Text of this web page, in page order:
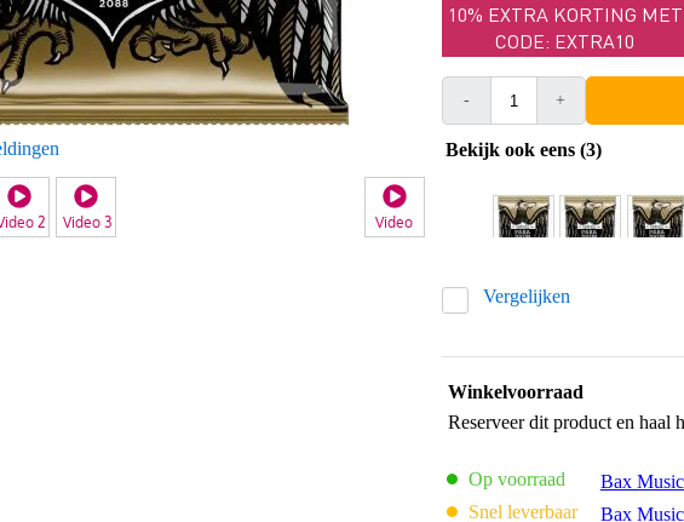
Video
2 Video 3
10% EXTRA KORTING MET
CODE: EXTRA10
- +
Bekijk ook eens (3)
Vergelijken
Winkelvoorraad
Reserveer dit product en haal
Op voorraad Bax
Snel leverbaar
Bax